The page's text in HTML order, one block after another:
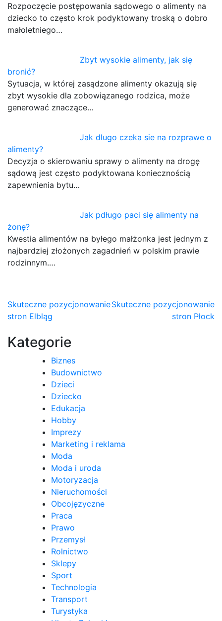
Rozpoczęcie postępowania sądowego o alimenty na
dziecko to często krok podyktowany troską o dobro
małoletniego…
Zbyt wysokie alimenty, jak się
bronić?
Sytuacja, w której zasądzone alimenty okazują się
zbyt wysokie dla zobowiązanego rodzica, może
generować znaczące…
Jak dlugo czeka sie na rozprawe o
alimenty?
Decyzja o skierowaniu sprawy o alimenty na drogę
sądową jest często podyktowana koniecznością
zapewnienia bytu…
Jak pdługo paci się alimenty na
żonę?
Kwestia alimentów na byłego małżonka jest jednym z
najbardziej złożonych zagadnień w polskim prawie
rodzinnym.…
Nawigacja
wpisu
Skuteczne pozycjonowanie
stron Elbląg
Skuteczne pozycjonowanie
stron Płock
Kategorie
Biznes
Budownictwo
Dzieci
Dziecko
Edukacja
Hobby
Imprezy
Marketing i reklama
Moda
Moda i uroda
Motoryzacja
Nieruchomości
Obcojęzyczne
Praca
Prawo
Przemysł
Rolnictwo
Sklepy
Sport
Technologia
Transport
Turystyka